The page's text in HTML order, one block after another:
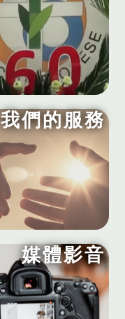
我們的服務
媒體影音